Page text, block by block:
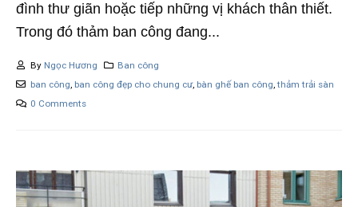
đình thư giãn hoặc tiếp những vị khách thân thiết.
Trong đó thảm ban công đang...
By Ngọc Hương
Ban công
ban công, ban công đẹp cho chung cư, bàn ghế ban công,thảm trải sàn
0 Comments